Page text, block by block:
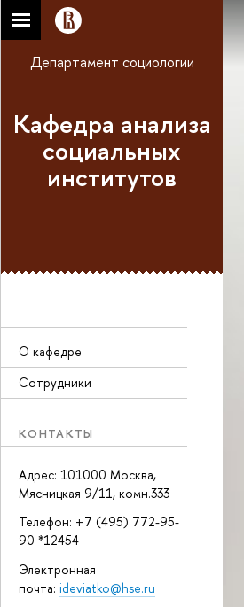
Департамент социологии
Кафедра анализа
социальных
институтов
О кафедре
Сотрудники
КОНТАКТЫ
Адрес: 101000 Москва,
Мясницкая 9/11, комн.333
Телефон: +7 (495) 772-95-
90 *12454
Электронная
почта: ideviatko@hse.ru